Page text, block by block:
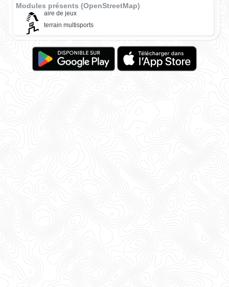
Modules présents (OpenStreetMap)
aire de jeux
terrain multisports